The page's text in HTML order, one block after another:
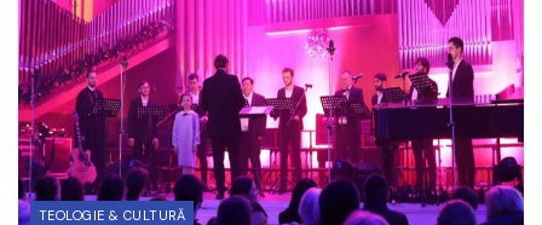
TEOLOGIE & CULTURĂ